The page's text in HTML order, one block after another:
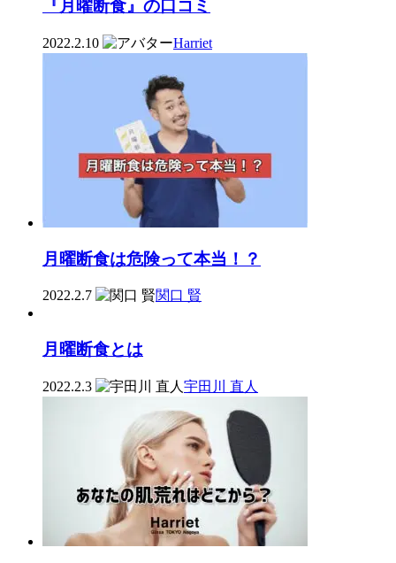
『月曜断食』の口コミ
2022.2.10 Harriet
月曜断食は危険って本当！？
2022.2.7 関口 賢
月曜断食とは
2022.2.3 宇田川 直人